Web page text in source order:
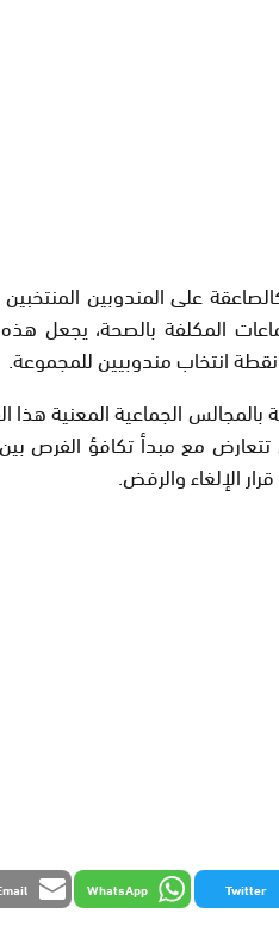
على المندوبين
نقطة انتخاب مندوبيين للمجموعة.
الجماعية المعنية هذا
تتعارض مع مبدأ تكافؤ الفرص
الإلغاء والرفض.
Twitter
WhatsApp